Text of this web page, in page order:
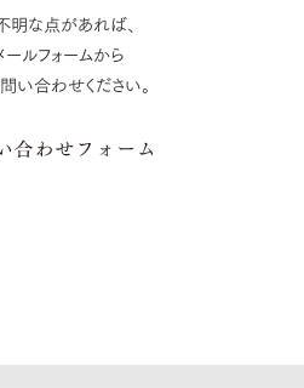
明な点があれば、
ルフォームから
い合わせください。